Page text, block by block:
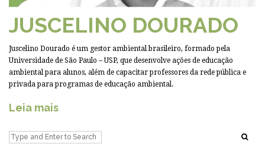
JUSCELINO DOURADO
Juscelino Dourado é um gestor ambiental brasileiro, formado pela
Universidade de São Paulo – USP, que desenvolve ações de educação
ambiental para alunos, além de capacitar professores da rede pública e
privada para programas de educação ambiental.
Leia mais